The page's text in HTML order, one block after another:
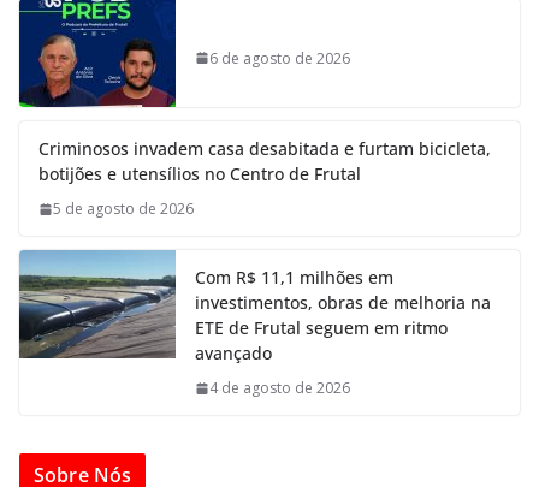
6 de agosto de 2026
Criminosos invadem casa desabitada e furtam bicicleta,
botijões e utensílios no Centro de Frutal
5 de agosto de 2026
Com R$ 11,1 milhões em
investimentos, obras de melhoria na
ETE de Frutal seguem em ritmo
avançado
4 de agosto de 2026
Sobre Nós